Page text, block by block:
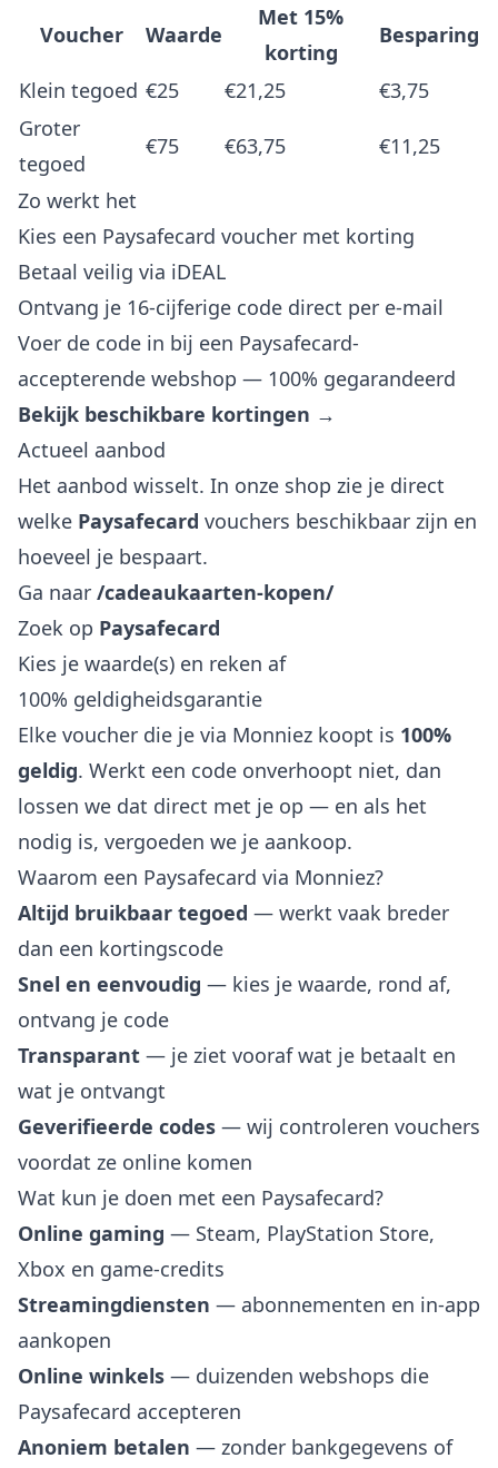
Voucher Waarde
Met 15%
korting
Besparing
Klein tegoed €25 €21,25
€3,75
Groter
tegoed
€75 €63,75 €11,25
Zo werkt het
Kies een Paysafecard voucher met korting
Betaal veilig via iDEAL
Ontvang je 16-cijferige code direct per e-mail
Voer de code in bij een Paysafecard-
accepterende webshop — 100% gegarandeerd
Bekijk beschikbare kortingen →
Actueel aanbod
Het aanbod wisselt. In onze shop zie je direct
welke Paysafecard vouchers beschikbaar zijn en
hoeveel je bespaart.
Ga naar /cadeaukaarten-kopen/
Zoek op Paysafecard
Kies je waarde(s) en reken af
100% geldigheidsgarantie
Elke voucher die je via Monniez koopt is 100%
geldig. Werkt een code onverhoopt niet, dan
lossen we dat direct met je op — en als het
nodig is, vergoeden we je aankoop.
Waarom een Paysafecard via Monniez?
Altijd bruikbaar tegoed — werkt vaak breder
dan een kortingscode
Snel en eenvoudig — kies je waarde, rond af,
ontvang je code
Transparant — je ziet vooraf wat je betaalt en
wat je ontvangt
Geverifieerde codes — wij controleren vouchers
voordat ze online komen
Wat kun je doen met een Paysafecard?
Online gaming — Steam, PlayStation Store,
Xbox en game-credits
Streamingdiensten — abonnementen en in-app
aankopen
Online winkels — duizenden webshops die
Paysafecard accepteren
Anoniem betalen — zonder bankgegevens of